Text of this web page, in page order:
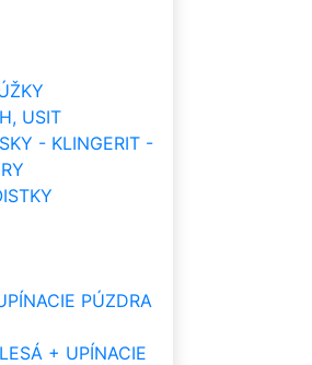
USIT
- KLINGERIT -
PÚZDRA
+ UPÍNACIE